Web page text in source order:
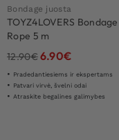
Bondage juosta
TOYZ4LOVERS Bondage
Rope 5 m
12.90€6.90€
Pradedantiesiems ir ekspertams
Patvari virvė, švelni odai
Atraskite begalines galimybes